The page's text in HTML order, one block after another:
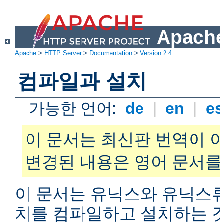
Apache > HTTP Server> Documentation > Version 2.4
컴파일과 설치
가능한 언어: de | en |
이 문서는 최신판 번역이
변경된 내용은 영어 문서
이 문서는 유닉스와 유닉스
치를 컴파일하고 설치하는